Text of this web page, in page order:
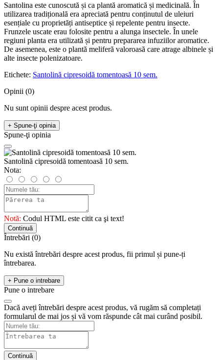
Santolina este cunoscută și ca plantă aromatică și medicinală. În
utilizarea tradițională era apreciată pentru conținutul de uleiuri
esențiale cu proprietăți antiseptice și repelente pentru insecte.
Frunzele uscate erau folosite pentru a alunga insectele. În unele
regiuni planta era utilizată și pentru prepararea infuziilor aromatice.
De asemenea, este o plantă meliferă valoroasă care atrage albinele și
alte insecte polenizatoare.
Etichete: Santolină cipresoidă tomentoasă 10 sem.
Opinii (0)
Nu sunt opinii despre acest produs.
+ Spune-ţi opinia
Spune-ţi opinia
Santolină cipresoidă tomentoasă 10 sem.
Nota:
Notă: Codul HTML este citit ca şi text!
Continuă
Întrebări (0)
Nu există întrebări despre acest produs, fii primul și pune-ți
întrebarea.
+ Pune o intrebare
Pune o intrebare
Dacă aveți întrebări despre acest produs, vă rugăm să completați
formularul de mai jos și vă vom răspunde cât mai curând posibil.
Continuă